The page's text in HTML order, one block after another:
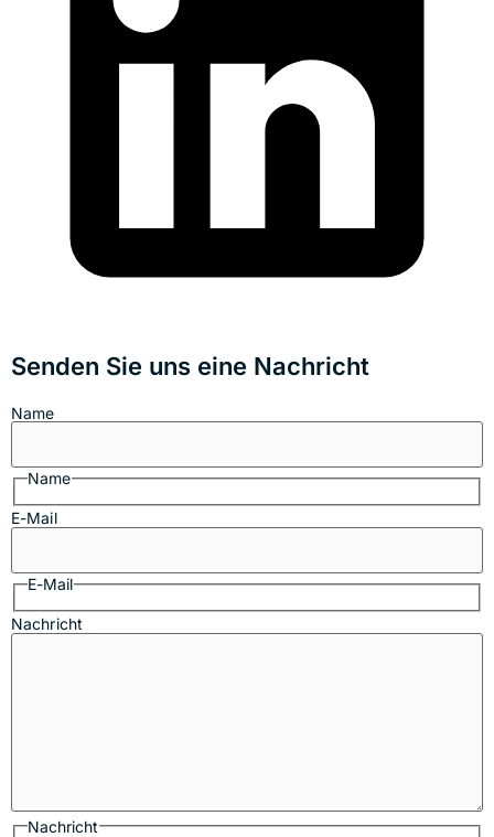
Senden Sie uns eine Nachricht
Name
Name
E-Mail
E-Mail
Nachricht
Nachricht